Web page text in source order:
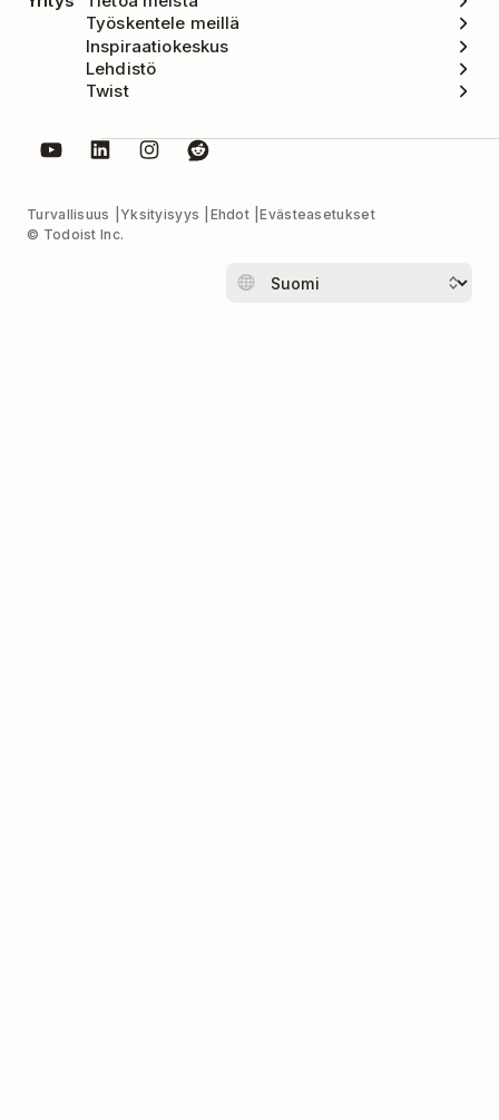
Työskentele meillä
Inspiraatiokeskus
Lehdistö
Twist
Turvallisuus Yksityisyys Ehdot
Evästeasetukset
© Todoist Inc.